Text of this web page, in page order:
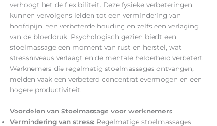
verhoogt het de flexibiliteit. Deze fysieke verbeteringen
kunnen vervolgens leiden tot een vermindering van
hoofdpijn, een verbeterde houding en zelfs een verlaging
van de bloeddruk. Psychologisch gezien biedt een
stoelmassage een moment van rust en herstel, wat
stressniveaus verlaagt en de mentale helderheid verbetert.
Werknemers die regelmatig stoelmassages ontvangen,
melden vaak een verbeterd concentratievermogen en een
hogere productiviteit.
Voordelen van Stoelmassage voor werknemers
Vermindering van stress: Regelmatige stoelmassages